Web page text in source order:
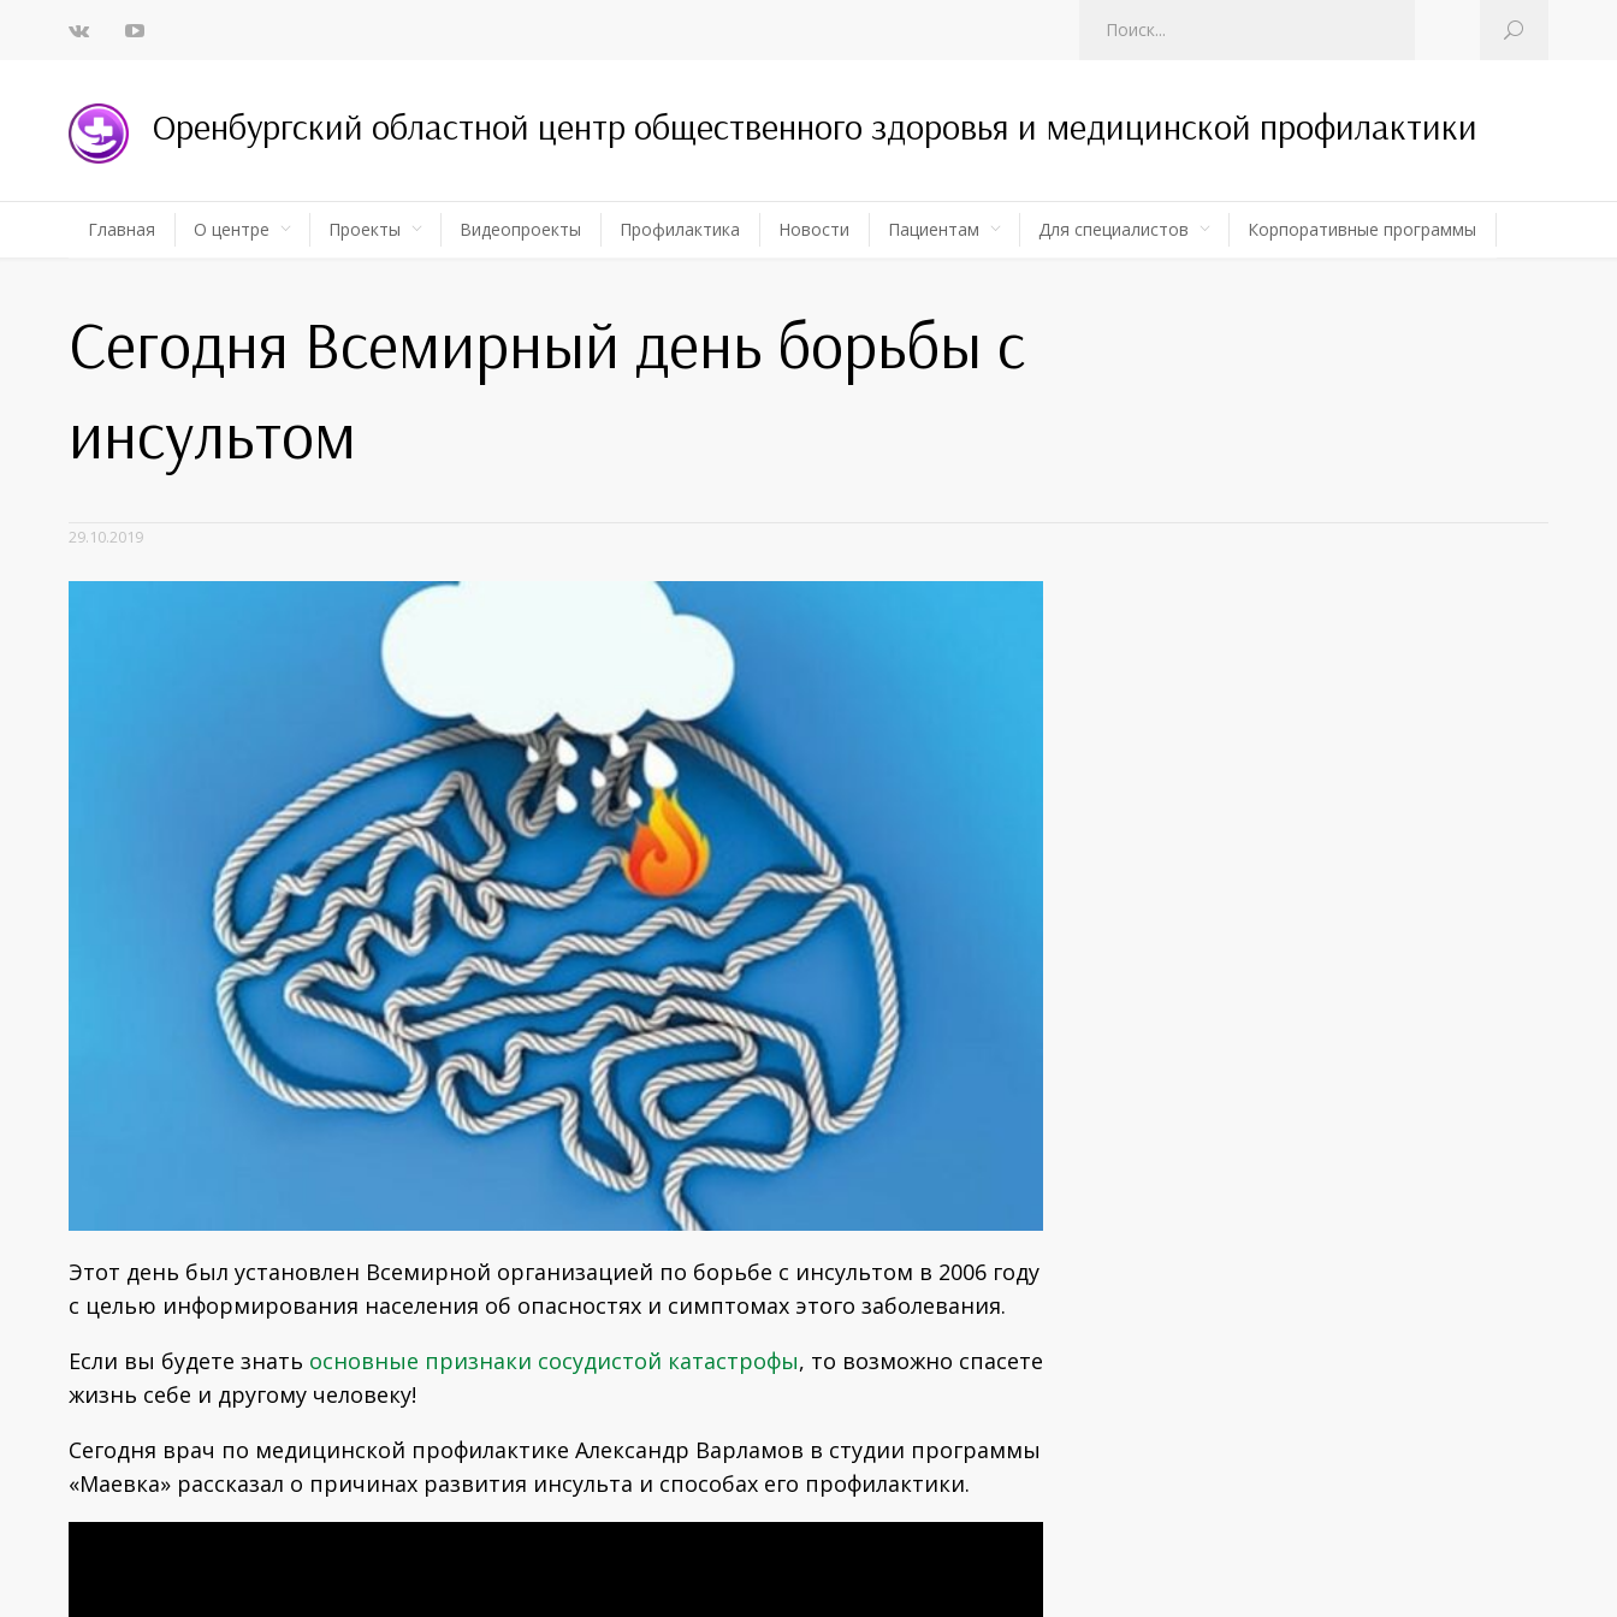
Оренбургский областной центр общественного здоровья и медицинской профилактики
Главная О центре Проекты Видеопроекты Профилактика Новости Пациентам Для специалистов Корпоративные программы
Сегодня Всемирный день борьбы с
инсультом
29.10.2019
Этот день был установлен Всемирной организацией по борьбе с инсультом в 2006 году
с целью информирования населения об опасностях и симптомах этого заболевания.
Если вы будете знать основные признаки сосудистой катастрофы, то возможно спасете
жизнь себе и другому человеку!
Сегодня врач по медицинской профилактике Александр Варламов в студии программы
«Маевка» рассказал о причинах развития инсульта и способах его профилактики.